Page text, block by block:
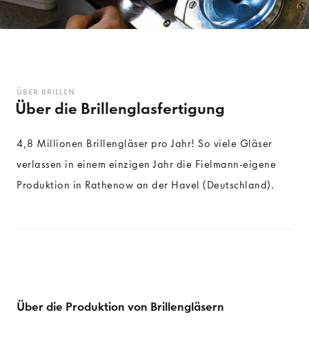
SERVICE
ÜBER BRILLEN
Der Weg zur Brille
DAS AUGE
ÜBER BRILLEN
Über die Brillenglasfertigung
4,8 Millionen Brillengläser pro Jahr! So viele Gläser
verlassen in einem einzigen Jahr die Fielmann-eigene
Produktion in Rathenow an der Havel (Deutschland).
Über die Produktion von Brillengläsern